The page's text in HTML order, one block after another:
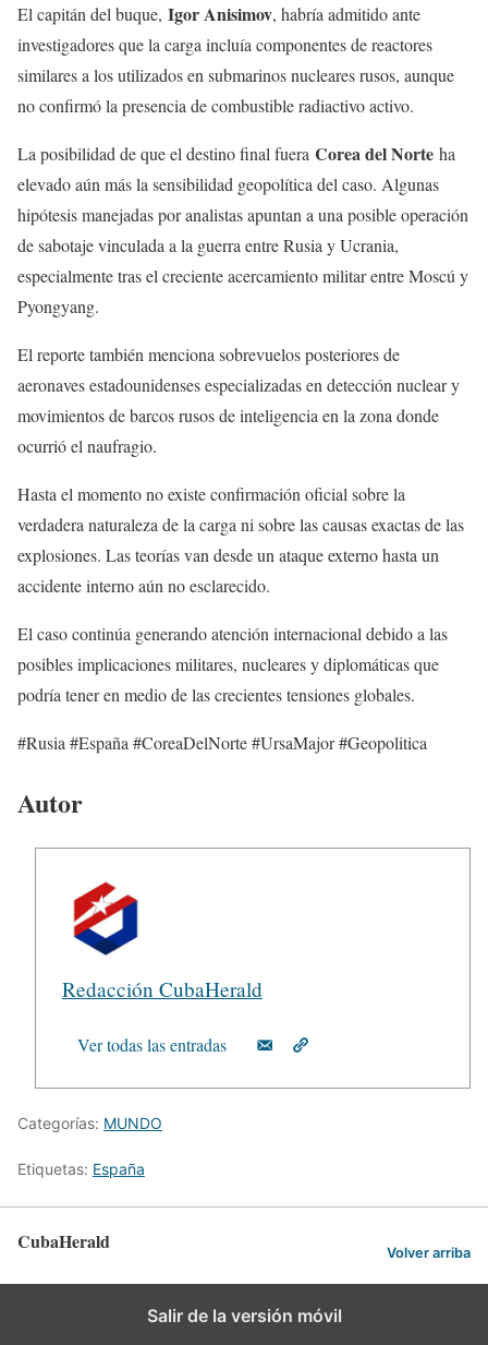
El capitán del buque, Igor Anisimov, habría admitido ante
investigadores que la carga incluía componentes de reactores
similares a los utilizados en submarinos nucleares rusos, aunque
no confirmó la presencia de combustible radiactivo activo.
La posibilidad de que el destino final fuera Corea del Norte ha
elevado aún más la sensibilidad geopolítica del caso. Algunas
hipótesis manejadas por analistas apuntan a una posible operación
de sabotaje vinculada a la guerra entre Rusia y Ucrania,
especialmente tras el creciente acercamiento militar entre Moscú y
Pyongyang.
El reporte también menciona sobrevuelos posteriores de
aeronaves estadounidenses especializadas en detección nuclear y
movimientos de barcos rusos de inteligencia en la zona donde
ocurrió el naufragio.
Hasta el momento no existe confirmación oficial sobre la
verdadera naturaleza de la carga ni sobre las causas exactas de las
explosiones. Las teorías van desde un ataque externo hasta un
accidente interno aún no esclarecido.
El caso continúa generando atención internacional debido a las
posibles implicaciones militares, nucleares y diplomáticas que
podría tener en medio de las crecientes tensiones globales.
#Rusia #España #CoreaDelNorte #UrsaMajor #Geopolitica
Autor
Redacción CubaHerald
Ver todas las entradas
Categorías: MUNDO
Etiquetas: España
CubaHerald Volver arriba
Salir de la versión móvil